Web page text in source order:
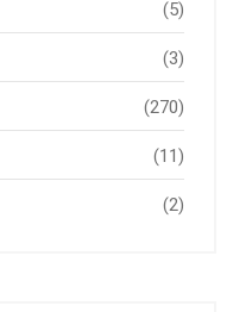
(5)
(3)
(270)
(11)
(2)